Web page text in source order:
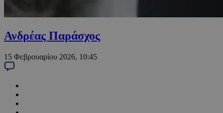
Ανδρέας Παράσχος
15 Φεβρουαρίου 2026, 10:45